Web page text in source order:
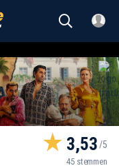
3,53
45 stemmen